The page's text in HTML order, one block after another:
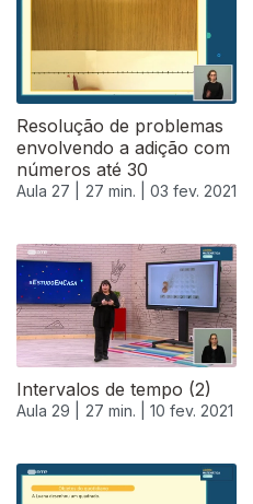
Resolução de problemas
envolvendo a adição com
números até 30
Aula 27 | 27 min. | 03 fev. 2021
Intervalos de tempo (2)
Aula 29 | 27 min. | 10 fev. 2021